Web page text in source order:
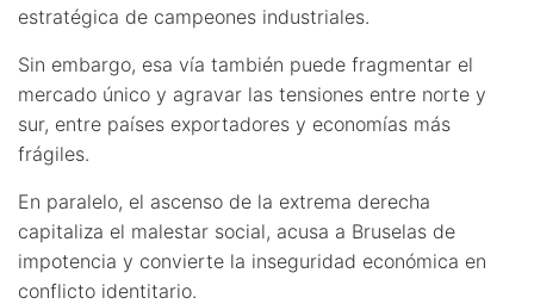
estratégica de campeones industriales.
Sin embargo, esa vía también puede fragmentar el
mercado único y agravar las tensiones entre norte y
sur, entre países exportadores y economías más
frágiles.
En paralelo, el ascenso de la extrema derecha
capitaliza el malestar social, acusa a Bruselas de
impotencia y convierte la inseguridad económica en
conflicto identitario.